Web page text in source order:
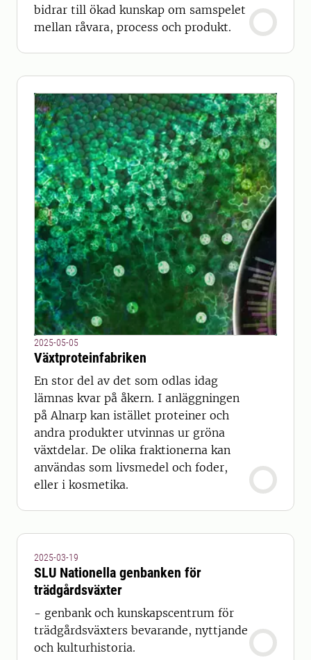
bidrar till ökad kunskap om samspelet
mellan råvara, process och produkt.
2025-05-05
Växtproteinfabriken
En stor del av det som odlas idag
lämnas kvar på åkern. I anläggningen
på Alnarp kan istället proteiner och
andra produkter utvinnas ur gröna
växtdelar. De olika fraktionerna kan
användas som livsmedel och foder,
eller i kosmetika.
2025-03-19
SLU Nationella genbanken för
trädgårdsväxter
- genbank och kunskapscentrum för
trädgårdsväxters bevarande, nyttjande
och kulturhistoria.